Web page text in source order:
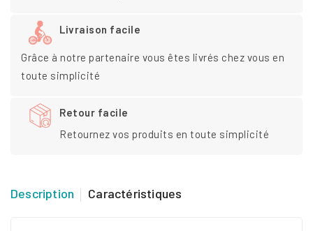
Livraison facile
Grâce à notre partenaire vous êtes livrés chez vous en
toute simplicité
Retour facile
Retournez vos produits en toute simplicité
Description Caractéristiques